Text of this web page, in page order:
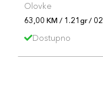
Olovke
63,00 KM / 1.21gr / 02
Dostupno